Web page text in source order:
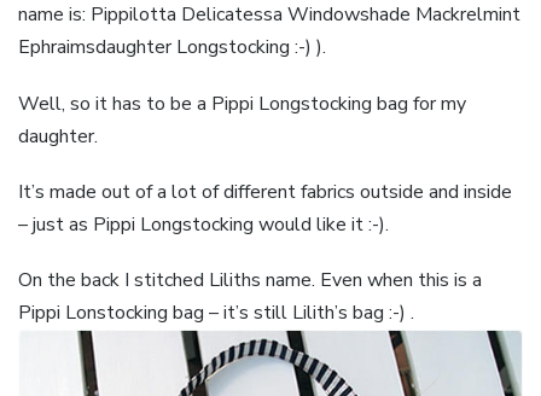
name is: Pippilotta Delicatessa Windowshade Mackrelmint
Ephraimsdaughter Longstocking :-) ).
Well, so it has to be a Pippi Longstocking bag for my
daughter.
It’s made out of a lot of different fabrics outside and inside
– just as Pippi Longstocking would like it :-).
On the back I stitched Liliths name. Even when this is a
Pippi Lonstocking bag – it’s still Lilith’s bag :-) .